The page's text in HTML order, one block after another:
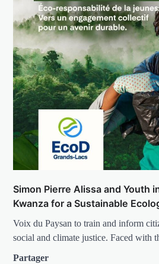
Simon Pierre Alissa and Youth
Kwanza for a Sustainable
Voix du Paysan to train and inform
social and climate justice. Faced with
Partager